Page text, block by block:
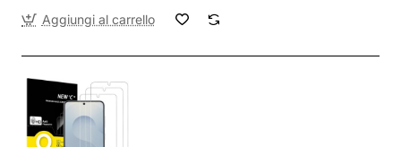
Aggiungi al carrello